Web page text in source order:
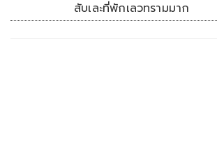
สับเละที่พักเลวทรามมาก